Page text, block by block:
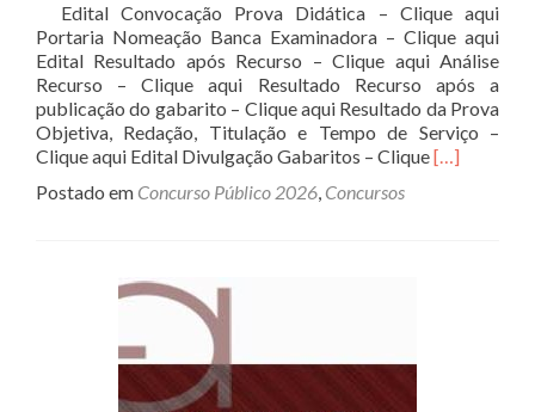
Edital Convocação Prova Didática – Clique aqui
Portaria Nomeação Banca Examinadora – Clique aqui
Edital Resultado após Recurso – Clique aqui Análise
Recurso – Clique aqui Resultado Recurso após a
publicação do gabarito – Clique aqui Resultado da Prova
Objetiva, Redação, Titulação e Tempo de Serviço –
Clique aqui Edital Divulgação Gabaritos – CliqueRead
[…]
Postado em Concurso Público 2026, Concursos